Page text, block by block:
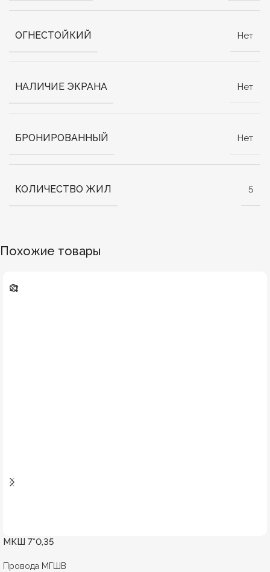
ОГНЕСТОЙКИЙ Нет
НАЛИЧИЕ ЭКРАНА Нет
БРОНИРОВАННЫЙ Нет
КОЛИЧЕСТВО ЖИЛ 5
Похожие товары
МКШ 7*0,35
Провода МГШВ